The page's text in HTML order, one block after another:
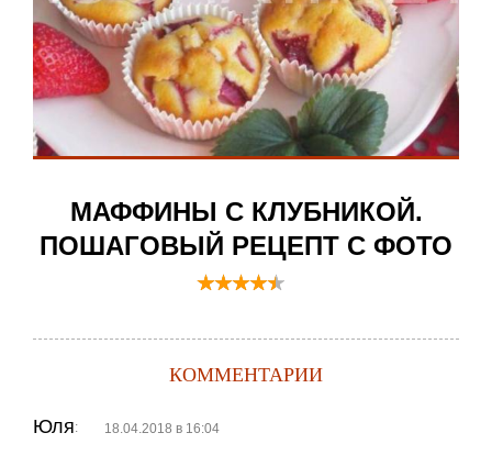
МАФФИНЫ С КЛУБНИКОЙ.
ПОШАГОВЫЙ РЕЦЕПТ С ФОТО
КОММЕНТАРИИ
Юля: 18.04.2018 в 16:04